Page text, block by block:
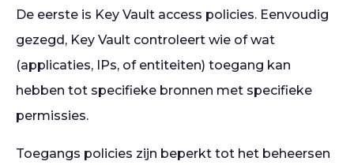
De eerste is Key Vault access policies. Eenvoudig
gezegd, Key Vault controleert wie of wat
(applicaties, IPs, of entiteiten) toegang kan
hebben tot specifieke bronnen met specifieke
permissies.
Toegangs policies zijn beperkt tot het beheersen